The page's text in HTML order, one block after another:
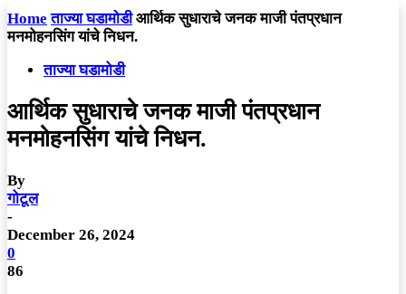
Home ताज्या घडामोडी आर्थिक सुधाराचे जनक माजी पंतप्रधान
मनमोहनसिंग यांचे निधन.
ताज्या घडामोडी
आर्थिक सुधाराचे जनक माजी पंतप्रधान
मनमोहनसिंग यांचे निधन.
By
गोटूल
-
December 26, 2024
0
86